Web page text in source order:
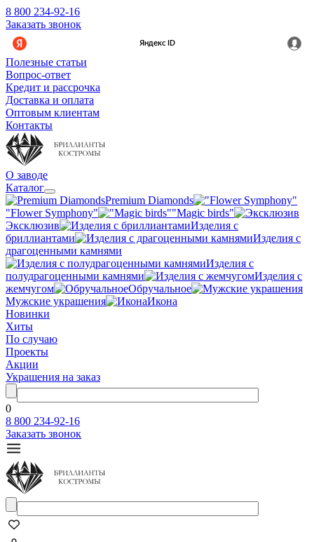
8 800 234-92-16
Заказать звонок
Полезные статьи
Вопрос-ответ
Кредит и рассрочка
Доставка и оплата
Оптовым клиентам
Контакты
О заводе
Каталог
Premium Diamonds
"Flower Symphony"
"Magic birds"
Эксклюзив
Изделия с
бриллиантами
Изделия с
драгоценными камнями
Изделия с
полудрагоценными камнями
Изделия с
жемчугом
Обручальное
Мужские украшения
Икона
Новинки
Хиты
По случаю
Проекты
Акции
Украшения на заказ
0
8 800 234-92-16
Заказать звонок